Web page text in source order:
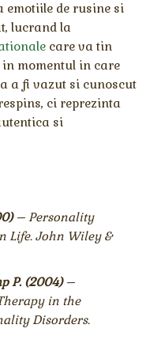
emotiile de rusine si
lucrand la
care va tin
momentul in care
a fi vazut si cunoscut
ci reprezinta
si
– Personality
Life. John Wiley &
P. (2004)–
in the
Disorders.